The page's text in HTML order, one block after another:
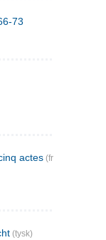
73
actes (fransk)
(tysk)